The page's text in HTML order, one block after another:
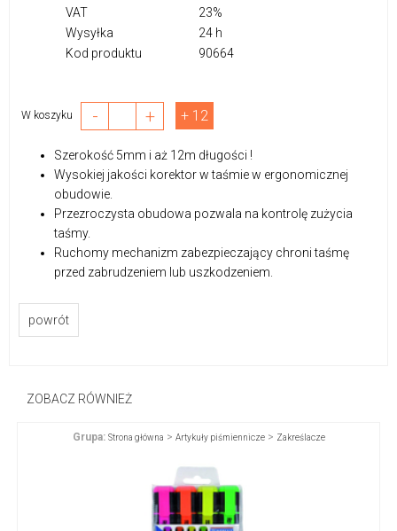
VAT
23%
Wysyłka
24 h
Kod produktu
90664
W koszyku - + + 12
Szerokość 5mm i aż 12m długości !
Wysokiej jakości korektor w taśmie w ergonomicznej
obudowie.
Przezroczysta obudowa pozwala na kontrolę zużycia
taśmy.
Ruchomy mechanizm zabezpieczający chroni taśmę
przed zabrudzeniem lub uszkodzeniem.
powrót
ZOBACZ RÓWNIEŻ
Grupa: Strona główna > Artykuły piśmiennicze> Zakreślacze